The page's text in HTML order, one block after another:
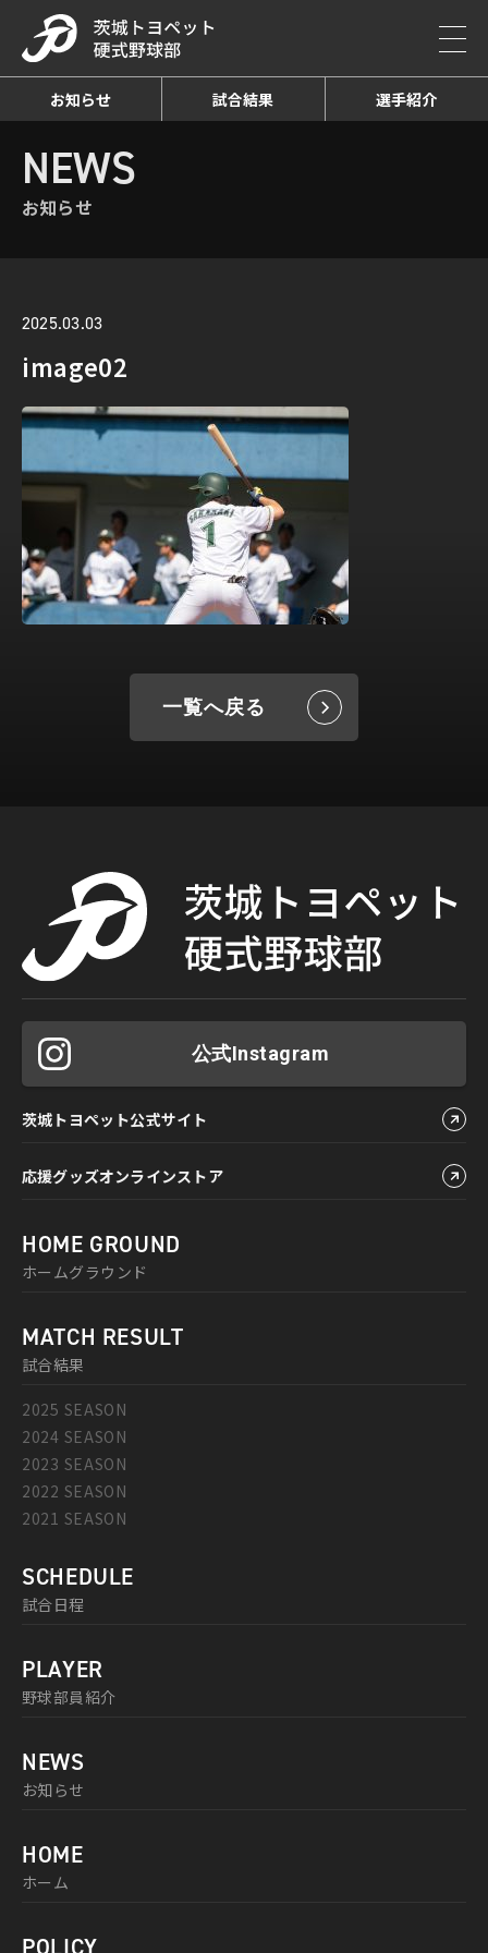
お知らせ 試合結果 選手紹介
HOME お知らせ詳細
NEWS
お知らせ
2025.03.03
image02
一覧へ戻る
公式Instagram
茨城トヨペット公式サイト
応援グッズオンラインストア
HOME GROUND
ホームグラウンド
MATCH RESULT
試合結果
2025 SEASON
2024 SEASON
2023 SEASON
2022 SEASON
2021 SEASON
SCHEDULE
試合日程
PLAYER
野球部員紹介
NEWS
お知らせ
HOME
ホーム